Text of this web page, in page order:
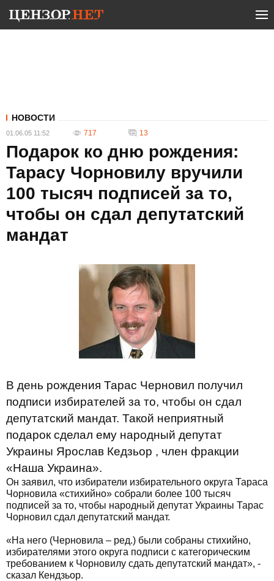
НОВОСТИ
01.06.05 11:52 717 13
Подарок ко дню рождения:
Тарасу Чорновилу вручили
100 тысяч подписей за то,
чтобы он сдал депутатский
мандат
В день рождения Тарас Черновил получил
подписи избирателей за то, чтобы он сдал
депутатский мандат. Такой неприятный
подарок сделал ему народный депутат
Украины Ярослав Кедзьор , член фракции
«Наша Украина».
Он заявил, что избиратели избирательного округа Тараса
Чорновила «стихийно» собрали более 100 тысяч
подписей за то, чтобы народный депутат Украины Тарас
Чорновил сдал депутатский мандат.
«На него (Черновила – ред.) были собраны стихийно,
избирателями этого округа подписи с категорическим
требованием к Чорновилу сдать депутатский мандат», -
сказал Кендзьор.